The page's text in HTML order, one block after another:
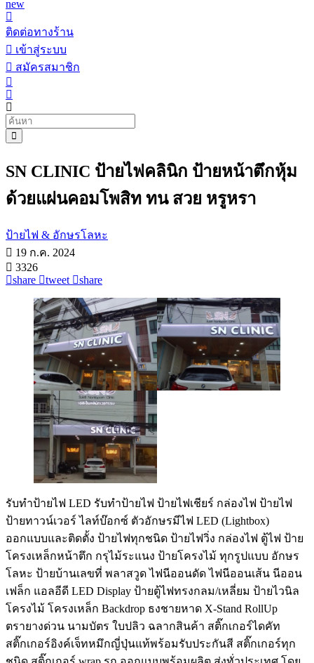
new
ติดต่อทางร้าน
เข้าสู่ระบบ
สมัครสมาชิก
SN CLINIC ป้ายไฟคลินิก ป้ายหน้าตึกหุ้ม
ด้วยแผ่นคอมโพสิท ทน สวย หรูหรา
ป้ายไฟ & อักษรโลหะ
19 ก.ค. 2024
3326
share
tweet share
รับทําป้ายไฟ LED รับทำป้ายไฟ ป้ายไฟเชียร์ กล่องไฟ ป้ายไฟ
ป้ายทาวน์เวอร์ ไลท์บ๊อกซ์ ตัวอักษรมีไฟ LED (Lightbox)
ออกแบบและติดตั้ง ป้ายไฟทุกชนิด ป้ายไฟวิ่ง กล่องไฟ ตู้ไฟ ป้าย
โครงเหล็กหน้าตึก กรุไม้ระแนง ป้ายโครงไม้ ทุกรูปแบบ อักษร
โลหะ ป้ายบ้านเลขที่ พลาสวูด ไฟนีออนดัด ไฟนีออนเส้น นีออน
เฟล็ก แอลอีดี LED Display ป้ายตู้ไฟทรงกลม/เหลี่ยม ป้ายไวนิล
โครงไม้ โครงเหล็ก Backdrop ธงชายหาด X-Stand RollUp
ตรายางด่วน นามบัตร ใบปลิว ฉลากสินค้า สติ๊กเกอร์ไดคัท
สติ๊กเกอร์อิงค์เจ็ทหมึกญี่ปุ่นแท้พร้อมรับประกันสี สติ๊กเกอร์ทุก